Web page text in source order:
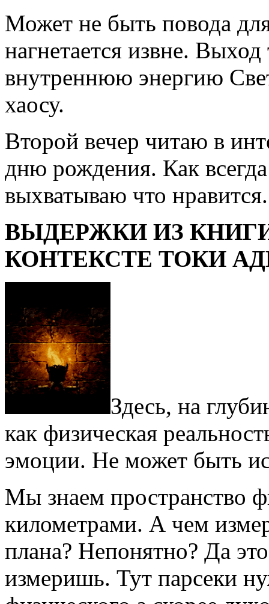
Может не быть повода
нагнетается извне.
внутреннюю энергию
хаосу.
Второй вечер читаю в
дню рождения. Как
выхватываю что
ВЫДЕРЖКИ ИЗ
КОНТЕКСТЕ ТОКИ
Здесь, на
как физическая
эмоции. Не может быть
Мы знаем пространство
километрами. А чем
плана? Непонятно? Да
измеришь. Тут парсеки